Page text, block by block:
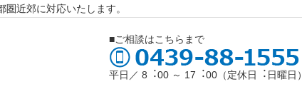
近郊に対応いたします。
■ご相談はこちらまで
平日／ 8︓00 ～ 17︓00（定休日︓日曜日）